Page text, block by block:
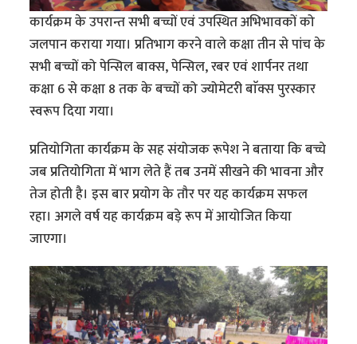
कार्यक्रम के उपरान्त सभी बच्चों एवं उपस्थित अभिभावकों को
जलपान कराया गया। प्रतिभाग करने वाले कक्षा तीन से पांच के
सभी बच्चों को पेन्सिल बाक्स, पेन्सिल, रबर एवं शार्पनर तथा
कक्षा 6 से कक्षा 8 तक के बच्चों को ज्योमेटरी बाॅक्स पुरस्कार
स्वरूप दिया गया।
प्रतियोगिता कार्यक्रम के सह संयोजक रूपेश ने बताया कि बच्चे
जब प्रतियोगिता में भाग लेते हैं तब उनमें सीखने की भावना और
तेज होती है। इस बार प्रयोग के तौर पर यह कार्यक्रम सफल
रहा। अगले वर्ष यह कार्यक्रम बड़े रूप में आयोजित किया
जाएगा।